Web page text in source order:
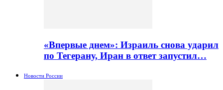
«Впервые днем»: Израиль снова ударил
по Тегерану, Иран в ответ запустил…
Новости России